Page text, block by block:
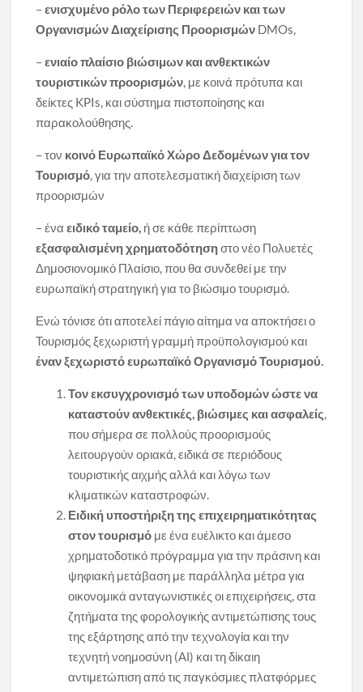
–ενισχυμένο ρόλο των Περιφερειών και των
Οργανισμών Διαχείρισης Προορισμών DMOs,
–ενιαίο πλαίσιο βιώσιμων και ανθεκτικών
τουριστικών προορισμών , με κοινά πρότυπα και
δείκτες KPIs, και σύστημα πιστοποίησης και
παρακολούθησης.
– τον κοινό Ευρωπαϊκό Χώρο Δεδομένων για τον
Τουρισμό , για την αποτελεσματική διαχείριση των
προορισμών
– έναειδικό ταμείο, ή σε κάθε περίπτωση
εξασφαλισμένη χρηματοδότησηστο νέο Πολυετές
Δημοσιονομικό Πλαίσιο, που θα συνδεθεί με την
ευρωπαϊκή στρατηγική για το βιώσιμο τουρισμό.
Ενώ τόνισε ότι αποτελεί πάγιο αίτημα να αποκτήσει ο
Τουρισμός ξεχωριστή γραμμή προϋπολογισμού και
έναν ξεχωριστό ευρωπαϊκό Οργανισμό Τουρισμού.
Τον εκσυγχρονισμό των υποδομώνώστε να
καταστούν ανθεκτικές, βιώσιμες και ασφαλείς
που σήμερα σε πολλούς προορισμούς
λειτουργούν οριακά, ειδικά σε περιόδους
τουριστικής αιχμής αλλά και λόγω των
κλιματικών καταστροφών.
Ειδική υποστήριξη της επιχειρηματικότητας
στον τουρισμό με ένα ευέλικτο και άμεσο
χρηματοδοτικό πρόγραμμα για την πράσινη και
ψηφιακή μετάβαση με παράλληλα μέτρα για
οικονομικά ανταγωνιστικές οι επιχειρήσεις, στα
ζητήματα της φορολογικής αντιμετώπισης τους
της εξάρτησης από την τεχνολογία και την
τεχνητή νοημοσύνη (ΑΙ) και τη δίκαιη
αντιμετώπιση από τις παγκόσμιες πλατφόρμες